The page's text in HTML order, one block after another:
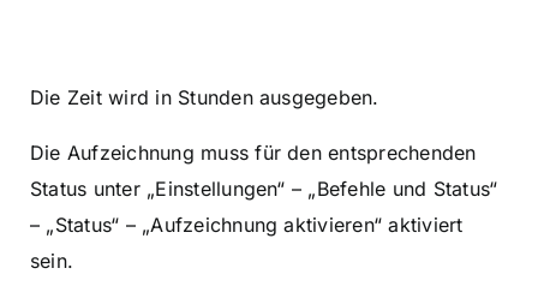
Die Zeit wird in Stunden ausgegeben.
Die Aufzeichnung muss für den entsprechenden
Status unter „Einstellungen“ – „Befehle und Status“
– „Status“ – „Aufzeichnung aktivieren“ aktiviert
sein.